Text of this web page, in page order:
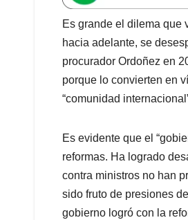
s
A
p
p
b
o
o
k
e
d
I
n
l
Es grande el dilema que
hacia adelante, se
procurador Ordoñez en
porque lo convierten en
“comunidad
Es evidente que el
reformas. Ha logrado
contra ministros no han
sido fruto de presiones
gobierno logró con la